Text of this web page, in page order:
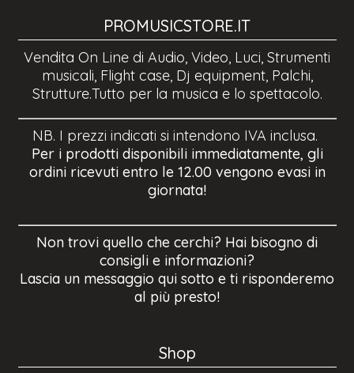
PROMUSICSTORE.IT
Vendita On Line di Audio, Video, Luci, Strumenti
musicali, Flight case, Dj equipment, Palchi,
Strutture.Tutto per la musica e lo spettacolo.
NB. I prezzi indicati si intendono IVA inclusa.
Per i prodotti disponibili immediatamente, gli
ordini ricevuti entro le 12.00 vengono evasi in
giornata!
Non trovi quello che cerchi? Hai bisogno di
consigli e informazioni?
Lascia un messaggio qui sotto e ti risponderemo
al più presto!
Shop